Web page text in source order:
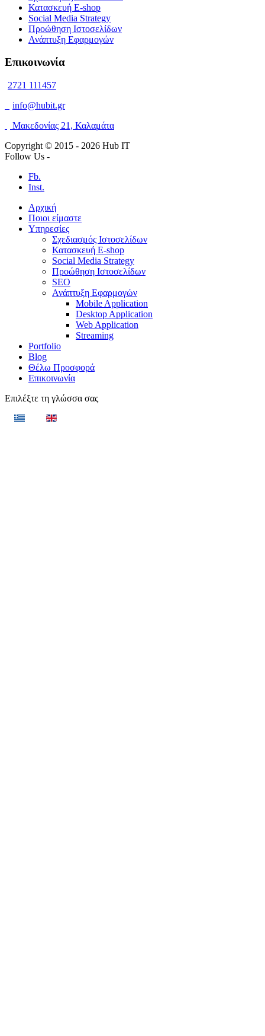
Κατασκευή E-shop
Social Media Strategy
Προώθηση Ιστοσελίδων
Ανάπτυξη Εφαρμογών
Επικοινωνία
2721 111457
info@hubit.gr
Μακεδονίας 21, Καλαμάτα
Copyright © 2015 - 2026 Hub IT
Follow Us -
Fb.
Inst.
Αρχική
Ποιοι είμαστε
Υπηρεσίες
Σχεδιασμός Ιστοσελίδων
Κατασκευή E-shop
Social Media Strategy
Προώθηση Ιστοσελίδων
SEO
Ανάπτυξη Εφαρμογών
Mobile Application
Desktop Application
Web Application
Streaming
Portfolio
Blog
Θέλω Προσφορά
Επικοινωνία
Επιλέξτε τη γλώσσα σας